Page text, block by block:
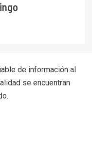
de información al
se encuentran